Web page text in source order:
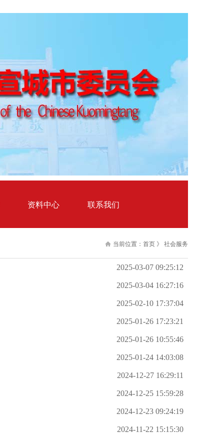
资料中心 联系我们
当前位置： 首页 》 社会服务
2025-03-07 09:25:12
2025-03-04 16:27:16
2025-02-10 17:37:04
2025-01-26 17:23:21
2025-01-26 10:55:46
2025-01-24 14:03:08
2024-12-27 16:29:11
2024-12-25 15:59:28
2024-12-23 09:24:19
2024-11-22 15:15:30